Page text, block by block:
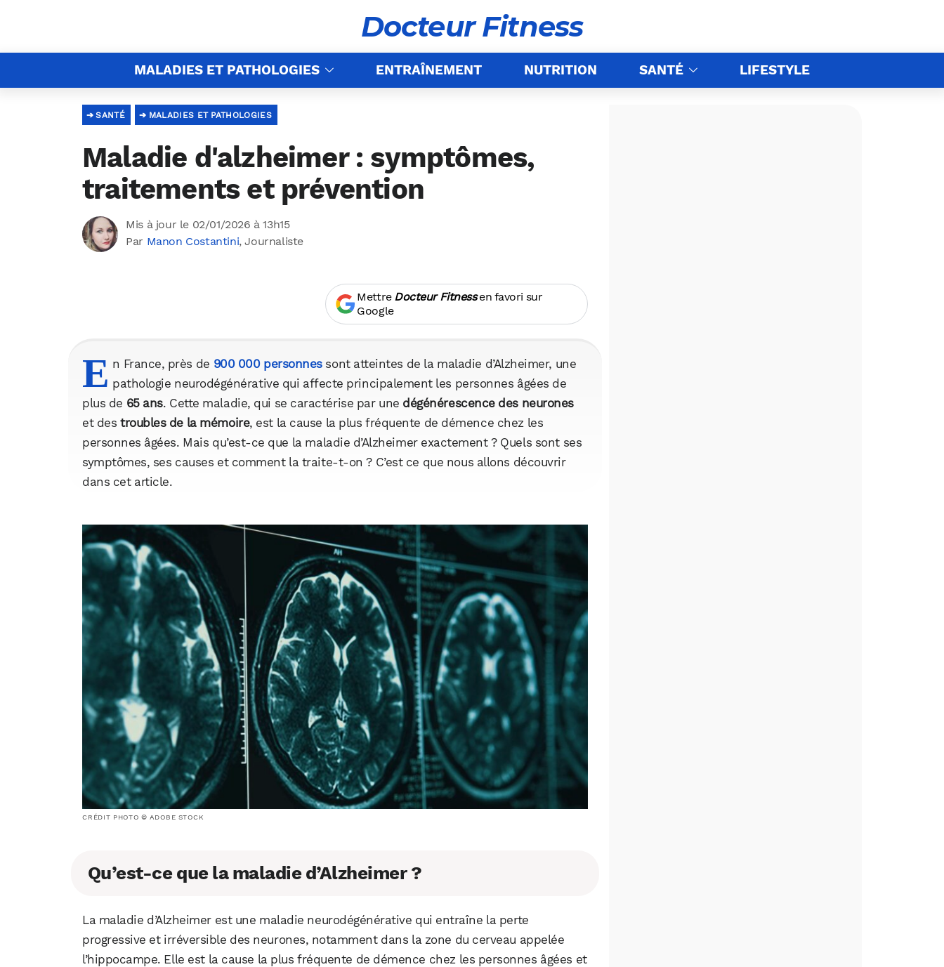
Docteur Fitness
MALADIES ET PATHOLOGIES ENTRAÎNEMENT NUTRITION SANTÉ LIFESTYLE
MALADIES ET PATHOLOGIES
SANTÉ
Maladie d'alzheimer : symptômes,
traitements et prévention
Mis à jour le 02/01/2026 à 13h15
Par Manon Costantini, Journaliste
Mettre Docteur Fitnessen favori sur
Google
E n France, près de 900 000 personnessont atteintes de la maladie d’Alzheimer, une
pathologie neurodégénérative qui affecte principalement les personnes âgées de
plus de 65 ans. Cette maladie, qui se caractérise par une dégénérescence des neurones
et destroubles de la mémoire, est la cause la plus fréquente de démence chez les
personnes âgées. Mais qu’est-ce que la maladie d’Alzheimer exactement ? Quels sont ses
symptômes, ses causes et comment la traite-t-on ? C’est ce que nous allons découvrir
dans cet article.
CRÉDIT PHOTO © ADOBE STOCK
Qu’est-ce que la maladie d’Alzheimer ?
La maladie d’Alzheimer est une maladie neurodégénérative qui entraîne la perte
progressive et irréversible des neurones, notamment dans la zone du cerveau appelée
l’hippocampe. Elle est la cause la plus fréquente de démence chez les personnes âgées et